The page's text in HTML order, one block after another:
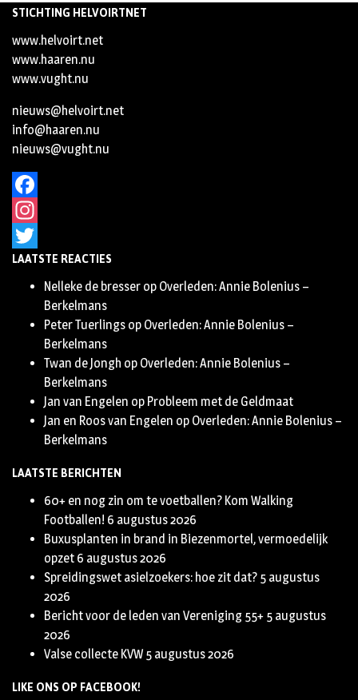
STICHTING HELVOIRTNET
www.helvoirt.net
www.haaren.nu
www.vught.nu
nieuws@helvoirt.net
info@haaren.nu
nieuws@vught.nu
Facebook
Instagram
Twitter
LAATSTE REACTIES
Nelleke de bresser op Overleden: Annie Bolenius –
Berkelmans
Peter Tuerlings op Overleden: Annie Bolenius –
Berkelmans
Twan de Jongh op Overleden: Annie Bolenius –
Berkelmans
Jan van Engelen op Probleem met de Geldmaat
Jan en Roos van Engelen op Overleden: Annie Bolenius –
Berkelmans
LAATSTE BERICHTEN
60+ en nog zin om te voetballen? Kom Walking
Footballen! 6 augustus 2026
Buxusplanten in brand in Biezenmortel, vermoedelijk
opzet 6 augustus 2026
Spreidingswet asielzoekers: hoe zit dat? 5 augustus
2026
Bericht voor de leden van Vereniging 55+ 5 augustus
2026
Valse collecte KVW 5 augustus 2026
LIKE ONS OP FACEBOOK!